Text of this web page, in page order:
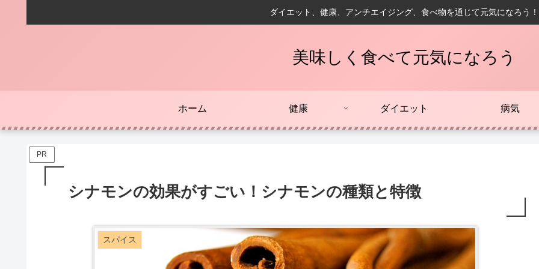
ダイエット、健康、アンチエイジング、食べ物を通じて元気になろう！
美味しく食べて元気になろう
ホーム 健康 ダイエット 病気
PR
シナモンの効果がすごい！シナモンの種類と特徴
スパイス